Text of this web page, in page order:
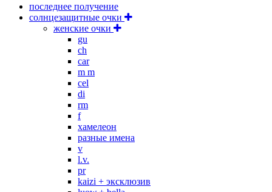
последнее получение
солнцезащитные очки
женские очки
gu
ch
car
m m
cel
di
rm
f
хамелеон
разные имена
v
l.v.
pr
kaizi + эксклюзив